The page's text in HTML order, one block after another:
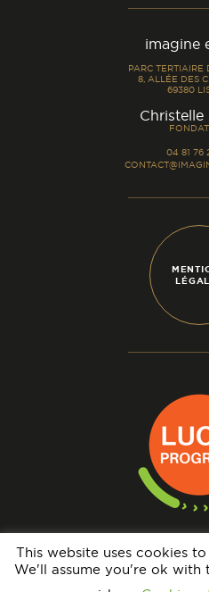
imagine
PARC TERTIAIRE
8, ALLÉE DES
69380
Christelle
04 81 76
N° IMMATRICULATION OPÉRATEUR DE
This website uses cookies
We'll assume you're ok